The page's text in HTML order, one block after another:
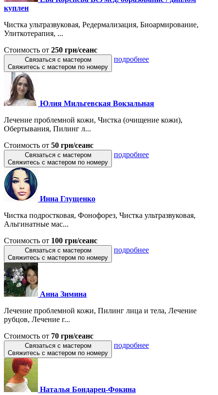
куплен
Чистка ультразвуковая, Редермализация, Биоармирование,
Улиткотерапия, ...
Стоимость от 250 грн/сеанс
Связаться с мастером
Свяжитесь с мастером по номеру
подробнее
Юлия Мильгевская Вокзальная
Лечение проблемной кожи, Чистка (очищение кожи),
Обертывания, Пилинг л...
Стоимость от 50 грн/сеанс
Связаться с мастером
Свяжитесь с мастером по номеру
подробнее
Инна Глущенко
Чистка подростковая, Фонофорез, Чистка ультразвуковая,
Альгинатные мас...
Стоимость от 100 грн/сеанс
Связаться с мастером
Свяжитесь с мастером по номеру
подробнее
Анна Зимина
Лечение проблемной кожи, Пилинг лица и тела, Лечение
рубцов, Лечение г...
Стоимость от 70 грн/сеанс
Связаться с мастером
Свяжитесь с мастером по номеру
подробнее
Наталья Бондарец-Фокина